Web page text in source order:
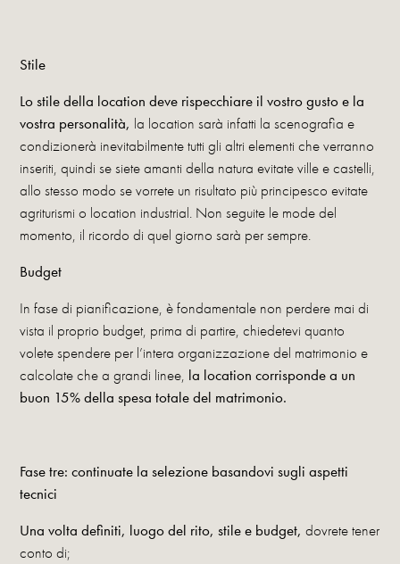
Stile
Lo stile della location deve rispecchiare il vostro gusto e la
vostra personalità, la location sarà infatti la scenografia e
condizionerà inevitabilmente tutti gli altri elementi che verranno
inseriti, quindi se siete amanti della natura evitate ville e castelli,
allo stesso modo se vorrete un risultato più principesco evitate
agriturismi o location industrial. Non seguite le mode del
momento, il ricordo di quel giorno sarà per sempre.
Budget
In fase di pianificazione, è fondamentale non perdere mai di
vista il proprio budget, prima di partire, chiedetevi quanto
volete spendere per l’intera organizzazione del matrimonio e
calcolate che a grandi linee, la location corrisponde a un
buon 15% della spesa totale del matrimonio.
Fase tre: continuate la selezione basandovi sugli aspetti
tecnici
Una volta definiti, luogo del rito, stile e budget, dovrete tener
conto di;